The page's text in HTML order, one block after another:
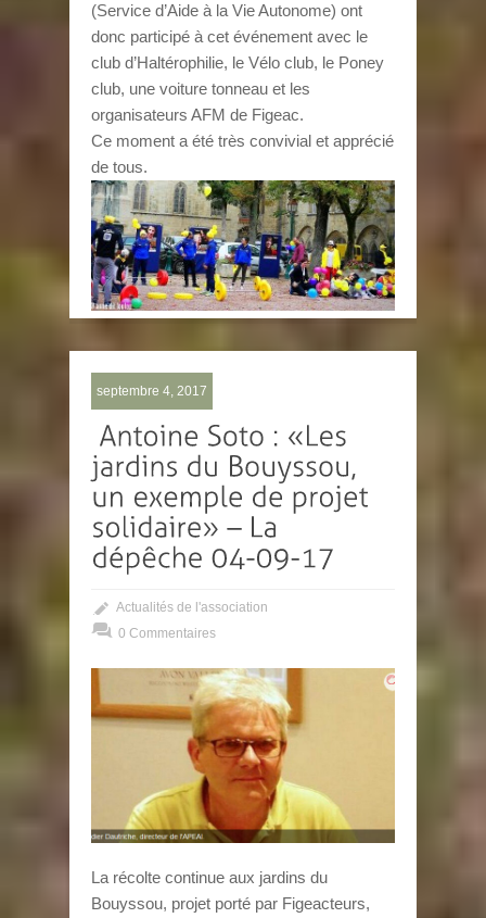
(Service d’Aide à la Vie Autonome) ont
donc participé à cet événement avec le
club d’Haltérophilie, le Vélo club, le Poney
club, une voiture tonneau et les
organisateurs AFM de Figeac.
Ce moment a été très convivial et apprécié
de tous.
septembre 4, 2017
Actualités de l'association
0 Commentaires
La récolte continue aux jardins du
Bouyssou, projet porté par Figeacteurs,